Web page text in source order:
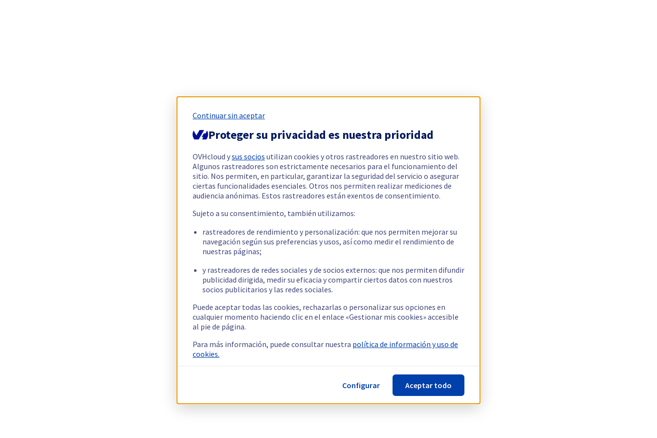
Continuar sin aceptar
Proteger su privacidad es nuestra prioridad
OVHcloud ysus socios utilizan cookies y otros rastreadores en nuestro sitio web.
Algunos rastreadores son estrictamente necesarios para el funcionamiento del
sitio. Nos permiten, en particular, garantizar la seguridad del servicio o asegurar
ciertas funcionalidades esenciales. Otros nos permiten realizar mediciones de
audiencia anónimas. Estos rastreadores están exentos de consentimiento.
Sujeto a su consentimiento, también utilizamos:
rastreadores de rendimiento y personalización: que nos permiten mejorar su
navegación según sus preferencias y usos, así como medir el rendimiento de
nuestras páginas;
y rastreadores de redes sociales y de socios externos: que nos permiten difundir
publicidad dirigida, medir su eficacia y compartir ciertos datos con nuestros
socios publicitarios y las redes sociales.
Puede aceptar todas las cookies, rechazarlas o personalizar sus opciones en
cualquier momento haciendo clic en el enlace «Gestionar mis cookies» accesible
al pie de página.
Para más información, puede consultar nuestra política de información y uso de
cookies.
Configurar Aceptar todo